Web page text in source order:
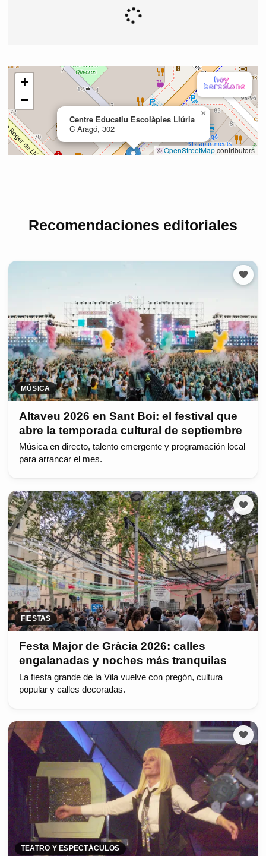
Recomendaciones editoriales
MÚSICA
Altaveu 2026 en Sant Boi: el festival que
abre la temporada cultural de septiembre
Música en directo, talento emergente y programación local
para arrancar el mes.
FIESTAS
Festa Major de Gràcia 2026: calles
engalanadas y noches más tranquilas
La fiesta grande de la Vila vuelve con pregón, cultura
popular y calles decoradas.
TEATRO Y ESPECTÁCULOS